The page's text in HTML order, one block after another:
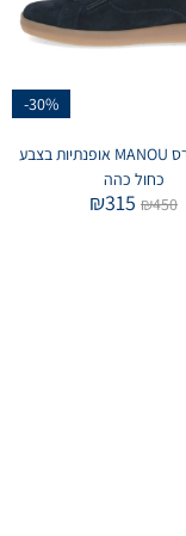
-30%
נעלי סניקרס MANOU אופנתיות בצבע
כחול כהה
₪450
₪315